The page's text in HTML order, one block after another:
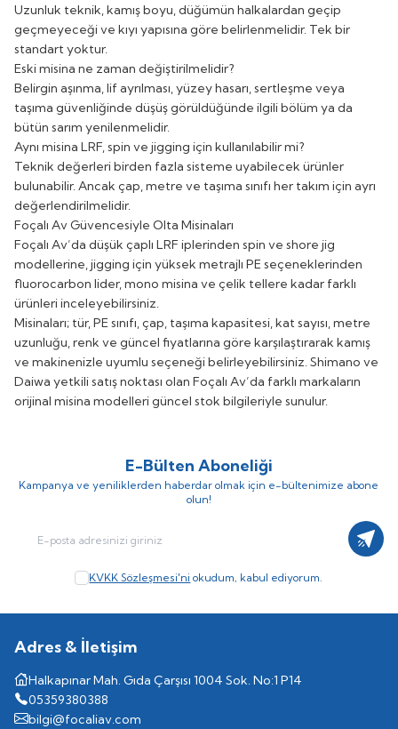
Uzunluk teknik, kamış boyu, düğümün halkalardan geçip
geçmeyeceği ve kıyı yapısına göre belirlenmelidir. Tek bir
standart yoktur.
Eski misina ne zaman değiştirilmelidir?
Belirgin aşınma, lif ayrılması, yüzey hasarı, sertleşme veya
taşıma güvenliğinde düşüş görüldüğünde ilgili bölüm ya da
bütün sarım yenilenmelidir.
Aynı misina LRF, spin ve jigging için kullanılabilir mi?
Teknik değerleri birden fazla sisteme uyabilecek ürünler
bulunabilir. Ancak çap, metre ve taşıma sınıfı her takım için ayrı
değerlendirilmelidir.
Foçalı Av Güvencesiyle Olta Misinaları
Foçalı Av’da düşük çaplı LRF iplerinden spin ve shore jig
modellerine, jigging için yüksek metrajlı PE seçeneklerinden
fluorocarbon lider, mono misina ve çelik tellere kadar farklı
ürünleri inceleyebilirsiniz.
Misinaları; tür, PE sınıfı, çap, taşıma kapasitesi, kat sayısı, metre
uzunluğu, renk ve güncel fiyatlarına göre karşılaştırarak kamış
ve makinenizle uyumlu seçeneği belirleyebilirsiniz. Shimano ve
Daiwa yetkili satış noktası olan Foçalı Av’da farklı markaların
orijinal misina modelleri güncel stok bilgileriyle sunulur.
E-Bülten Aboneliği
Kampanya ve yeniliklerden haberdar olmak için e-bültenimize abone
olun!
KVKK Sözleşmesi'ni okudum, kabul ediyorum.
Adres & İletişim
Halkapınar Mah. Gıda Çarşısı 1004 Sok. No:1 P14
05359380388
bilgi@focaliav.com